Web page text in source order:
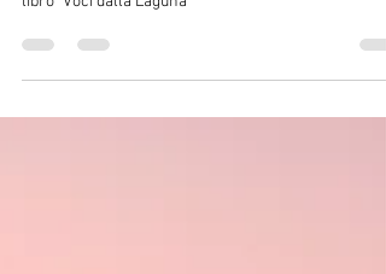
Il 30 agosto, a Cagliari, nel centro culturale “EXMA -
Exhibiting and Moving Arts”, abbiamo presentato il